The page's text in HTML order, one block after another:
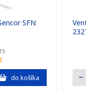
SFN
do košíka